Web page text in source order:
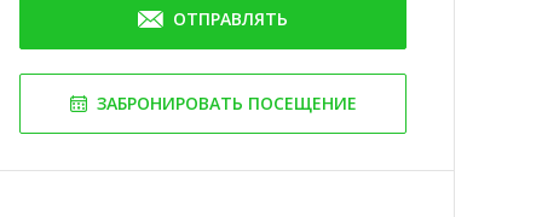
ОТПРАВЛЯТЬ
ЗАБРОНИРОВАТЬ ПОСЕЩЕНИЕ